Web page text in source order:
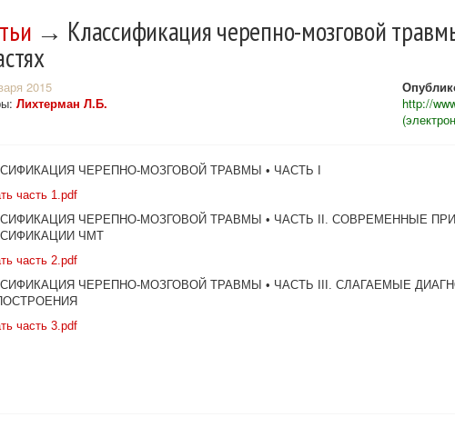
→ Классификация черепно-мозговой
2015
Лихтерман Л.Б.
http://
ЧЕРЕПНО-МОЗГОВОЙ ТРАВМЫ • ЧАСТЬ I
часть 1.pdf
ЧЕРЕПНО-МОЗГОВОЙ ТРАВМЫ • ЧАСТЬ II. СОВРЕМЕННЫЕ
ЧМТ
часть 2.pdf
ЧЕРЕПНО-МОЗГОВОЙ ТРАВМЫ • ЧАСТЬ III. СЛАГАЕМЫЕ
часть 3.pdf